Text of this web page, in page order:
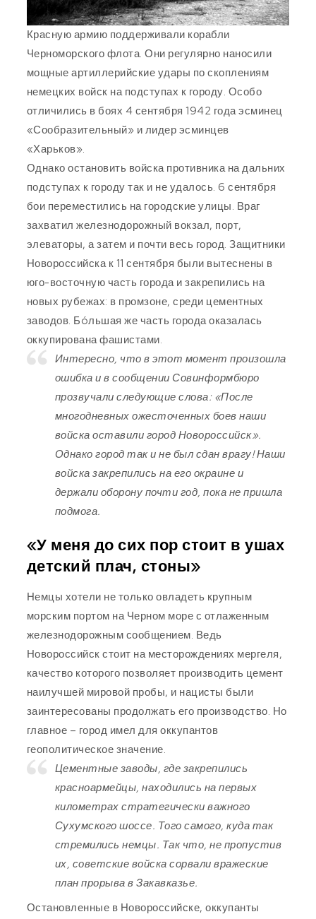
Красную армию поддерживали корабли
Черноморского флота. Они регулярно наносили
мощные артиллерийские удары по скоплениям
немецких войск на подступах к городу. Особо
отличились в боях 4 сентября 1942 года эсминец
«Сообразительный» и лидер эсминцев
«Харьков».
Однако остановить войска противника на дальних
подступах к городу так и не удалось. 6 сентября
бои переместились на городские улицы. Враг
захватил железнодорожный вокзал, порт,
элеваторы, а затем и почти весь город. Защитники
Новороссийска к 11 сентября были вытеснены в
юго-восточную часть города и закрепились на
новых рубежах: в промзоне, среди цементных
заводов. Бóльшая же часть города оказалась
оккупирована фашистами.
Интересно, что в этот момент произошла
ошибка и в сообщении Совинформбюро
прозвучали следующие слова: «После
многодневных ожесточенных боев наши
войска оставили город Новороссийск».
Однако город так и не был сдан врагу! Наши
войска закрепились на его окраине и
держали оборону почти год, пока не пришла
подмога.
«У меня до сих пор стоит в ушах
детский плач, стоны»
Немцы хотели не только овладеть крупным
морским портом на Черном море с отлаженным
железнодорожным сообщением. Ведь
Новороссийск стоит на месторождениях мергеля,
качество которого позволяет производить цемент
наилучшей мировой пробы, и нацисты были
заинтересованы продолжать его производство. Но
главное – город имел для оккупантов
геополитическое значение.
Цементные заводы, где закрепились
красноармейцы, находились на первых
километрах стратегически важного
Сухумского шоссе. Того самого, куда так
стремились немцы. Так что, не пропустив
их, советские войска сорвали вражеские
план прорыва в Закавказье.
Остановленные в Новороссийске, оккупанты